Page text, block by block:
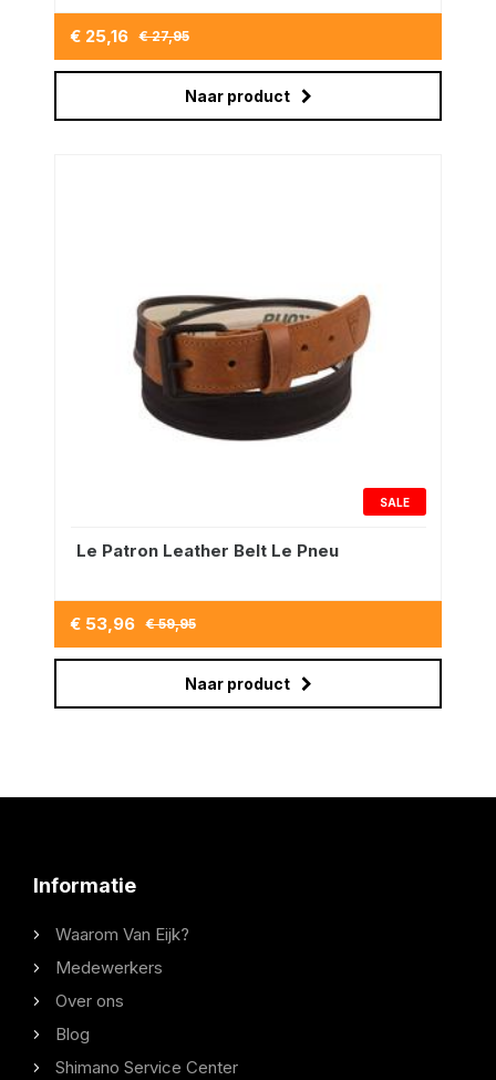
€ 25,16 € 27,95
Naar product
SALE
Le Patron Leather Belt Le Pneu
€ 53,96 € 59,95
Naar product
Informatie
Waarom Van Eijk?
Medewerkers
Over ons
Blog
Shimano Service Center